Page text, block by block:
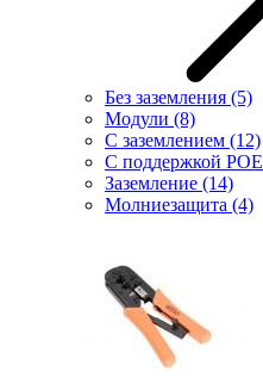
Без заземления (5)
Модули (8)
С заземлением (12)
С поддержкой POE
Заземление (14)
Молниезащита (4)